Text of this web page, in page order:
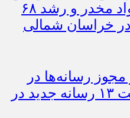
۴۳ درصدی کشفیات مواد مخدر و رشد ۶۸
خراسان شمالی
مجوز رسانه‌ها در
خراسان شمالی / فعالیت ۱۳ رسانه جدید در